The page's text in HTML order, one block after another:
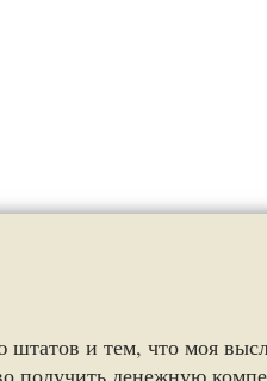
и тем, что моя
получить денежную